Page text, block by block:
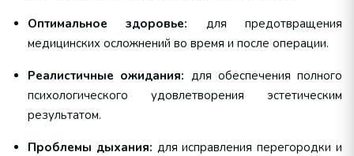
Оптимальное здоровье: для предотвращения
медицинских осложнений во время и после операции.
Реалистичные ожидания: для обеспечения полного
психологического удовлетворения эстетическим
результатом.
Проблемы дыхания: для исправления перегородки и